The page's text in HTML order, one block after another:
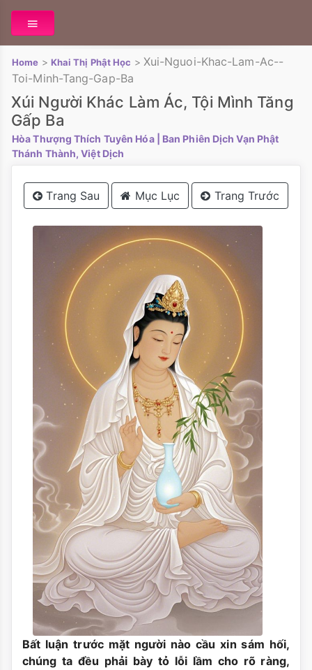
Home > Khai Thị Phật Học > Xui-Nguoi-Khac-Lam-Ac--
Toi-Minh-Tang-Gap-Ba
Xúi Người Khác Làm Ác, Tội Mình Tăng
Gấp Ba
Hòa Thượng Thích Tuyên Hóa
| Ban Phiên Dịch Vạn Phật
Thánh Thành, Việt Dịch
Trang Sau Mục Lục Trang Trước
Bất luận trước mặt người nào cầu xin sám hối,
chúng ta đều phải bày tỏ lỗi lầm cho rõ ràng,